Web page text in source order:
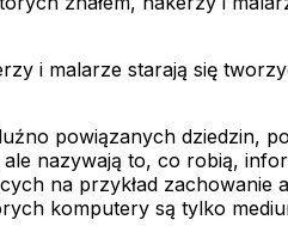
i malarze starają się
powiązanych dziedzin,
nazywają to, co robią,
na przykład zachowanie
komputery są tylko